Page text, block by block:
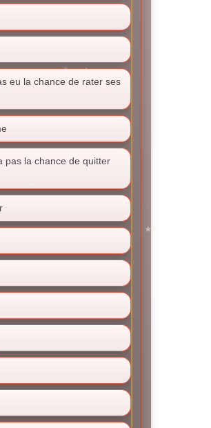
eu la chance de rater ses
pas la chance de quitter